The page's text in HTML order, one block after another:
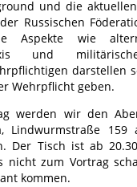
und die
Russischen
Aspekte wie
und
darstellen
Wehrpflicht geben.
werden wir den
Lindwurmstraße 159
Der Tisch ist ab
nicht zum Vortrag
kommen.